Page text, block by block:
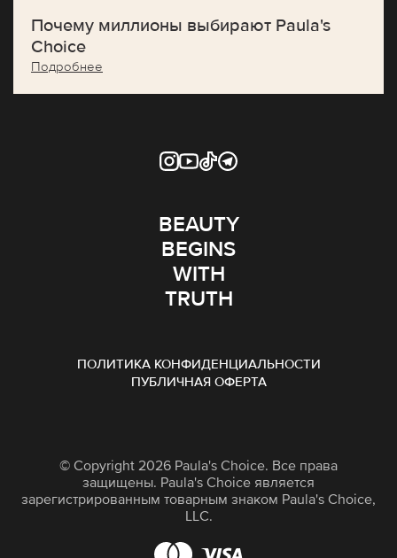
Почему миллионы выбирают Paula's
Choice
Подробнее
BEAUTY
BEGINS
WITH
TRUTH
ПОЛИТИКА КОНФИДЕНЦИАЛЬНОСТИ
ПУБЛИЧНАЯ ОФЕРТА
© Copyright 2026 Paula's Choice. Все права
защищены. Paula's Choice является
зарегистрированным товарным знаком Paula's Choice,
LLC.